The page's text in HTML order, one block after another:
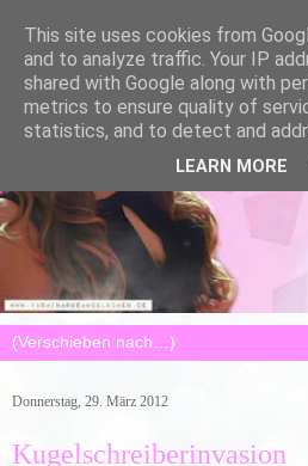
Donnerstag, 29. März 2012
Kugelschreiberinvasion
This site uses cookies from
and to analyze traffic. Your IP
shared with Google along with
metrics to ensure quality of
statistics, and to detect and
LEARN MORE